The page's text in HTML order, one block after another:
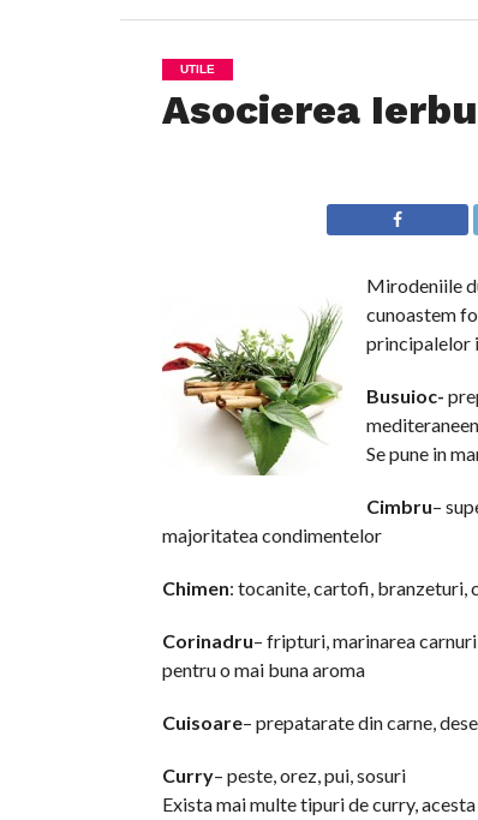
UTILE
Asocierea
Mirodeniile
cunoastem
principalelor
Busuioc-
Se pune in
Cimbru–
majoritatea condimentelor
Chimen: tocanite, cartofi, branzeturi,
Corinadru– fripturi, marinarea
pentru o mai buna aroma
Cuisoare– prepatarate din carne,
Curry– peste, orez, pui, sosuri
Exista mai multe tipuri de curry,